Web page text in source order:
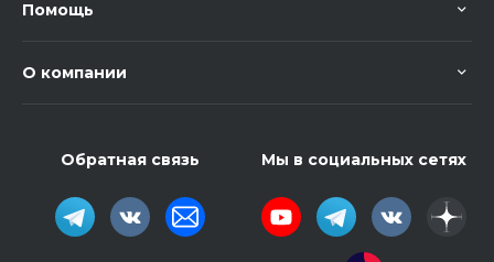
Помощь
О компании
Обратная связь Мы в социальных сетях